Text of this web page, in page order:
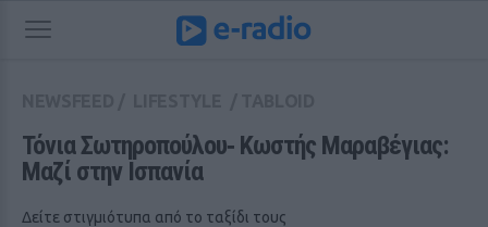
Τόνια Σωτηροπούλου‑ Κωστής Μαραβέγιας:
Μαζί στην Ισπανία
Δείτε στιγμιότυπα από το ταξίδι τους